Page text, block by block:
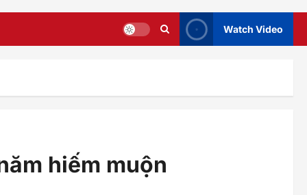
Watch Video
hiếm muộn